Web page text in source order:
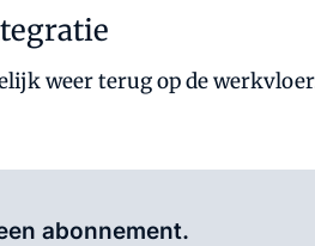
weer terug op de
abonnement.